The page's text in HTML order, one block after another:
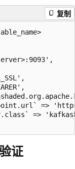
复制
=>
=>
证